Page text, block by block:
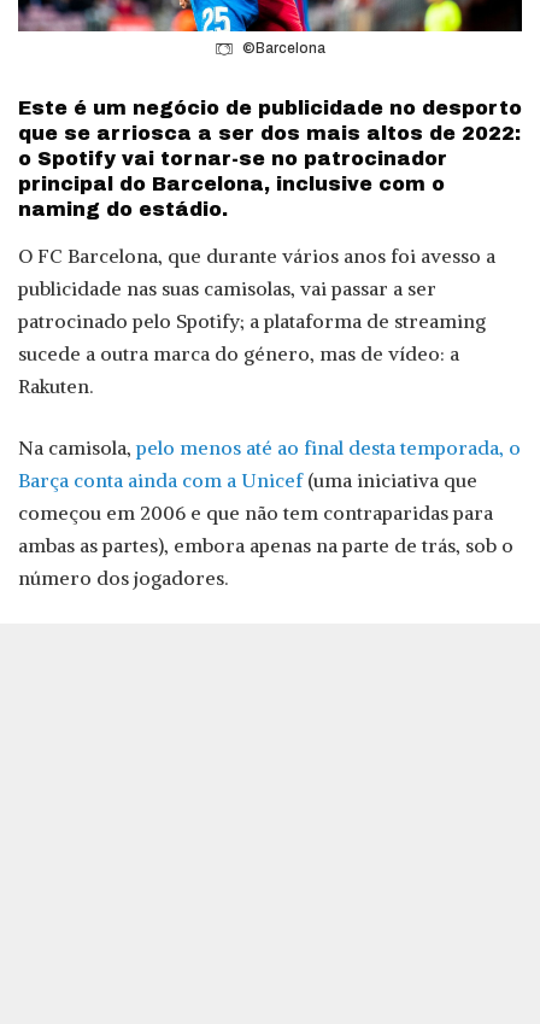
©Barcelona
Este é um negócio de publicidade no desporto
que se arriosca a ser dos mais altos de 2022:
o Spotify vai tornar-se no patrocinador
principal do Barcelona, inclusive com o
naming do estádio.
O FC Barcelona, que durante vários anos foi avesso a
publicidade nas suas camisolas, vai passar a ser
patrocinado pelo Spotify; a plataforma de streaming
sucede a outra marca do género, mas de vídeo: a
Rakuten.
Na camisola,pelo menos até ao final desta temporada, o
Barça conta ainda com a Unicef(uma iniciativa que
começou em 2006 e que não tem contraparidas para
ambas as partes), embora apenas na parte de trás, sob o
número dos jogadores.